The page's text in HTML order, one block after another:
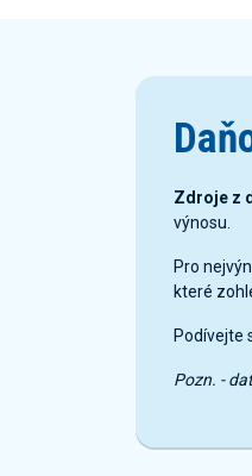
Zdroje z
výnosu.
Pro
které
Podívejte
Pozn. -